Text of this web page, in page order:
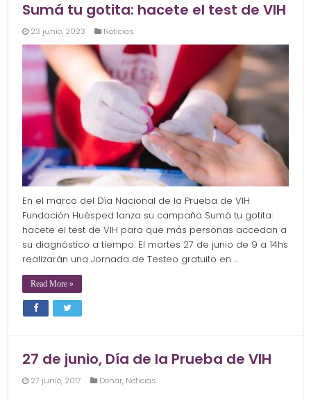
Sumá tu gotita: hacete el test de VIH
23 junio, 2023 Noticias
En el marco del Día Nacional de la Prueba de VIH
Fundación Huésped lanza su campaña Sumá tu gotita:
hacete el test de VIH para que más personas accedan a
su diagnóstico a tiempo. El martes 27 de junio de 9 a 14hs
realizarán una Jornada de Testeo gratuito en …
Read More »
27 de junio, Día de la Prueba de VIH
27 junio, 2017 Donar, Noticias